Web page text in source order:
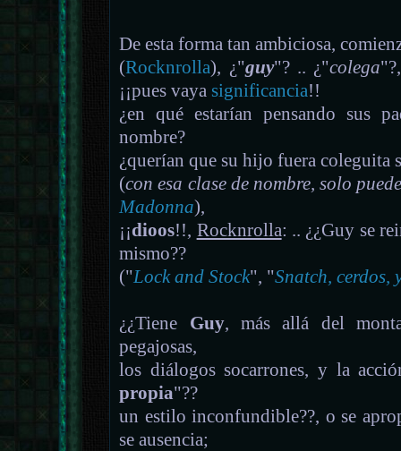
De esta forma tan ambiciosa,
(Rocknrolla), ¿"guy"? .. ¿"colega
¡¡pues vaya significancia!!
¿en qué estarían pensando sus
nombre?
¿querían que su hijo fuera coleguita
(con esa clase de nombre, solo
Madonna),
¡¡dioos!!, Rocknrolla: .. ¿¿Guy se
mismo??
("Lock and Stock", "Snatch, cerdos,
¿¿Tiene Guy, más allá del
pegajosas,
los diálogos socarrones, y la
propia"??
un estilo inconfundible??, o se
se ausencia;